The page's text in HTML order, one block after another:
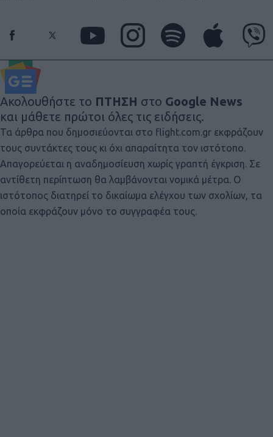
Ακολουθήστε το ΠΤΗΣΗ στο Google News
και μάθετε πρώτοι όλες τις ειδήσεις.
Τα άρθρα που δημοσιεύονται στο flight.com.gr εκφράζουν
τους συντάκτες τους κι όχι απαραίτητα τον ιστότοπο.
Απαγορεύεται η αναδημοσίευση χωρίς γραπτή έγκριση. Σε
αντίθετη περίπτωση θα λαμβάνονται νομικά μέτρα. Ο
ιστότοπος διατηρεί το δικαίωμα ελέγχου των σχολίων, τα
οποία εκφράζουν μόνο το συγγραφέα τους.